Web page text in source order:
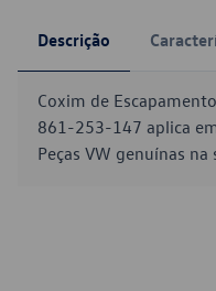
Descrição
Coxim de
861-253-147 aplica
Peças VW genuínas